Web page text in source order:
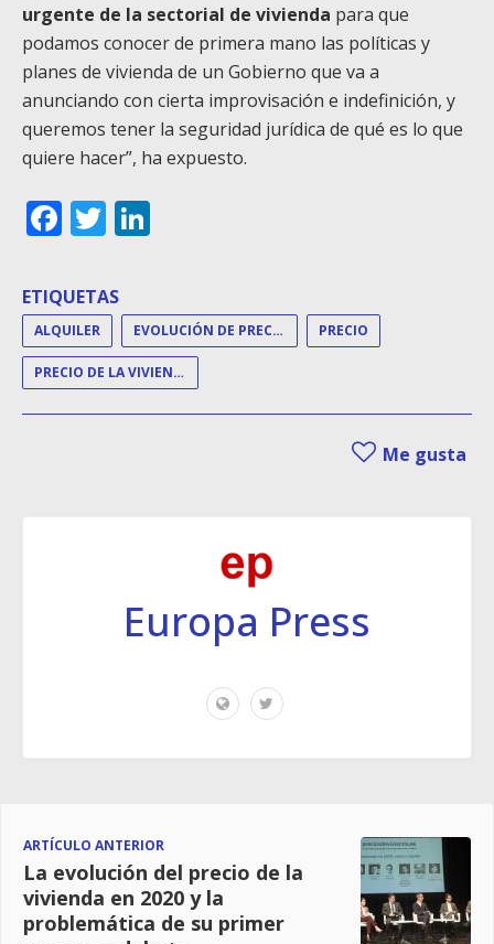
urgente de la sectorial de vivienda para que
podamos conocer de primera mano las políticas y
planes de vivienda de un Gobierno que va a
anunciando con cierta improvisación e indefinición, y
queremos tener la seguridad jurídica de qué es lo que
quiere hacer”, ha expuesto.
Facebook
Twitter
ETIQUETAS
ALQUILER EVOLUCIÓN DE PRECIOS PRECIO
PRECIO DE LA VIVIENDA
Me gusta
Europa Press
ARTÍCULO ANTERIOR
La evolución del precio de la
vivienda en 2020 y la
problemática de su primer